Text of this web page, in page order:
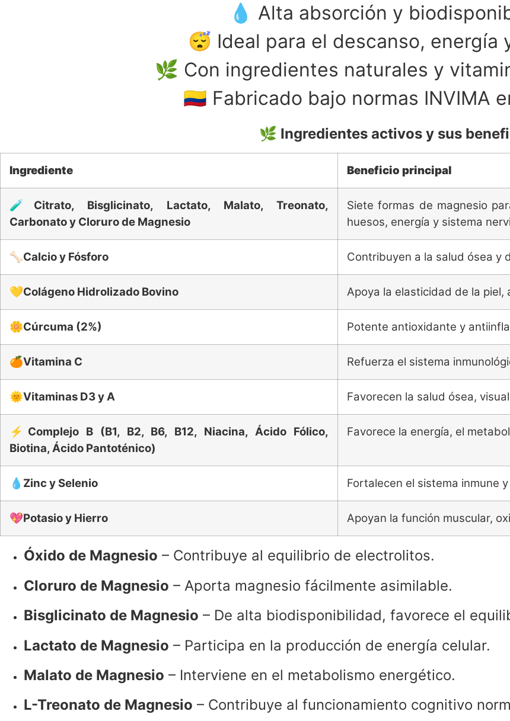
💧 Alta absorción y
😴 Ideal para el descanso, energía
🌿 Con ingredientes naturales y
🇨🇴 Fabricado bajo normas INVIMA
🌿 Ingredientes activos y sus
Ingrediente Beneficio principal
🧪 Citrato, Bisglicinato, Lactato, Malato, Treonato,
Carbonato y Cloruro de Magnesio
Siete formas de magnesio
huesos, energía y sistema
🦴Calcio y Fósforo Contribuyen a la salud ósea y
💛Colágeno Hidrolizado Bovino Apoya la elasticidad de la piel,
🌼Cúrcuma (2%) Potente antioxidante y
🍊Vitamina C Refuerza el sistema
🌞Vitaminas D3 y A Favorecen la salud ósea,
⚡ Complejo B (B1, B2, B6, B12, Niacina, Ácido Fólico,
Biotina, Ácido Pantoténico)
Favorece la energía, el
💧 Zinc y Selenio Fortalecen el sistema inmune
💖Potasio y Hierro Apoyan la función muscular,
Óxido de Magnesio – Contribuye al equilibrio de electrolitos.
Cloruro de Magnesio – Aporta magnesio fácilmente asimilable.
Bisglicinato de Magnesio – De alta biodisponibilidad, favorece el
Lactato de Magnesio – Participa en la producción de energía celular.
Malato de Magnesio – Interviene en el metabolismo energético.
L-Treonato de Magnesio – Contribuye al funcionamiento cognitivo